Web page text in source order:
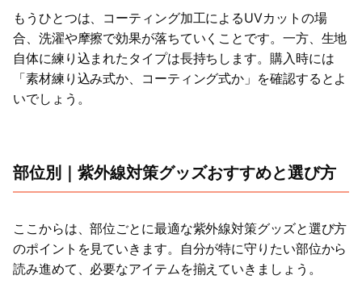
もうひとつは、コーティング加工によるUVカットの場
合、洗濯や摩擦で効果が落ちていくことです。一方、生地
自体に練り込まれたタイプは長持ちします。購入時には
「素材練り込み式か、コーティング式か」を確認するとよ
いでしょう。
部位別｜紫外線対策グッズおすすめと選び方
ここからは、部位ごとに最適な紫外線対策グッズと選び方
のポイントを見ていきます。自分が特に守りたい部位から
読み進めて、必要なアイテムを揃えていきましょう。